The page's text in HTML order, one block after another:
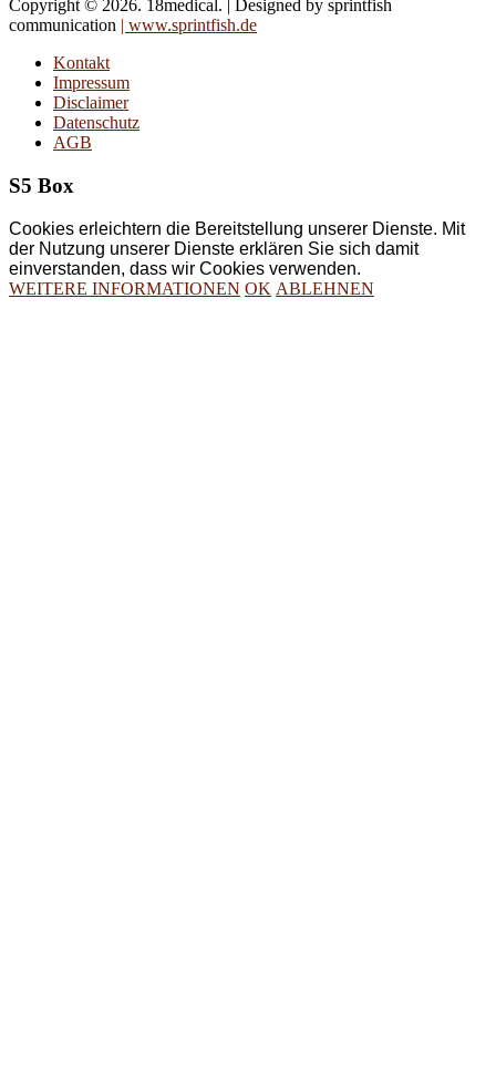
Copyright © 2026. 18medical. | Designed by sprintfish
communication | www.sprintfish.de
Kontakt
Impressum
Disclaimer
Datenschutz
AGB
S5 Box
Cookies erleichtern die Bereitstellung unserer Dienste. Mit
der Nutzung unserer Dienste erklären Sie sich damit
einverstanden, dass wir Cookies verwenden.
WEITERE INFORMATIONEN OK ABLEHNEN